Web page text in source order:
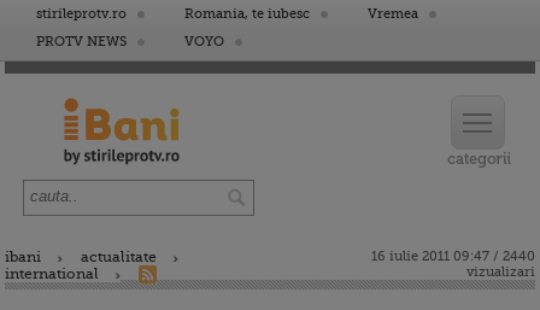
stirileprotv.ro Romania, te iubesc
Vremea
PROTV NEWS
VOYO
ibani
actualitate
international
16 iulie 2011 09:47 / 2440
vizualizari